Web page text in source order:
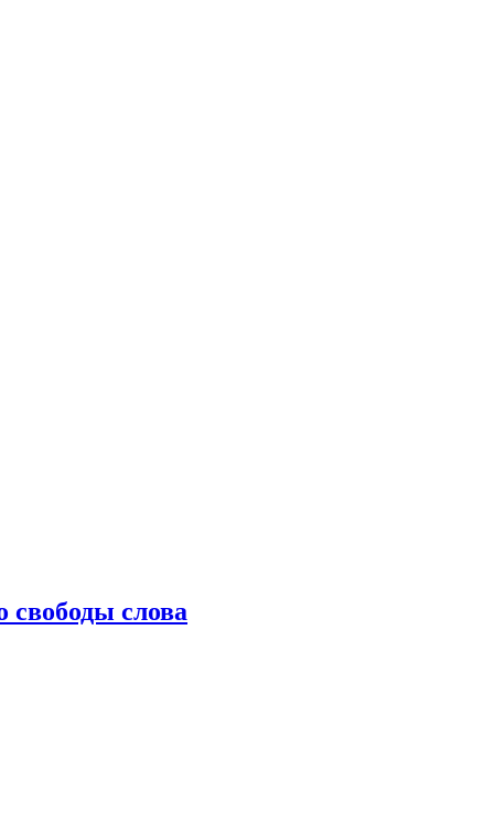
слова